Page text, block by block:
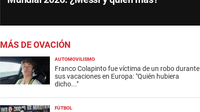
MÁS DE OVACIÓN
AUTOMOVILISMO
Franco Colapinto fue víctima de un robo durante
sus vacaciones en Europa: "Quién hubiera
dicho..."
FÚTBOL